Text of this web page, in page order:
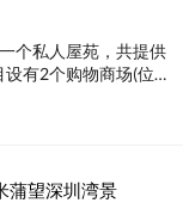
个私人屋苑，共提供
有2个购物商场(位
目中心位置，占地
蒲望深圳湾景